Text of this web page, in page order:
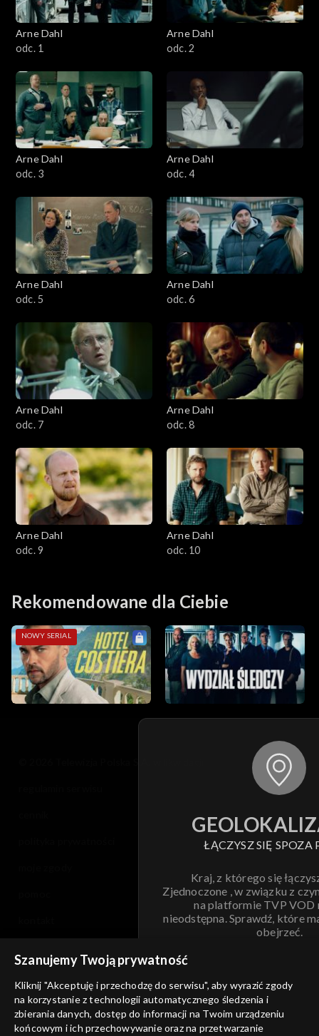
Arne Dahl
odc. 1
Arne Dahl
odc. 2
Arne Dahl
odc. 3
Arne Dahl
odc. 4
Arne Dahl
odc. 5
Arne Dahl
odc. 6
Arne Dahl
odc. 7
Arne Dahl
odc. 8
Arne Dahl
odc. 9
Arne Dahl
odc. 10
Rekomendowane dla Ciebie
NOWY SERIAL
ŁĄCZYSZ SIĘ SPOZA
Kraj, z którego się
Zjednoczone , w związku z
na platformie TVP VOD
nieodstępna. Sprawdź, które
obejrzeć.
ANULUJ
informacje o dostawcy usług
Szanujemy Twoją prywatność
Kliknij "Akceptuję i przechodzę do serwisu", aby wyrazić zgody
na korzystanie z technologii automatycznego śledzenia i
zbierania danych, dostęp do informacji na Twoim urządzeniu
końcowym i ich przechowywanie oraz na przetwarzanie